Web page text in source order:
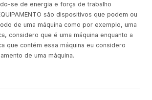
se de energia e força de trabalho
são dispositivos que podem ou
de uma máquina como por exemplo, uma
considero que é uma máquina enquanto a
que contém essa máquina eu considero
de uma máquina.